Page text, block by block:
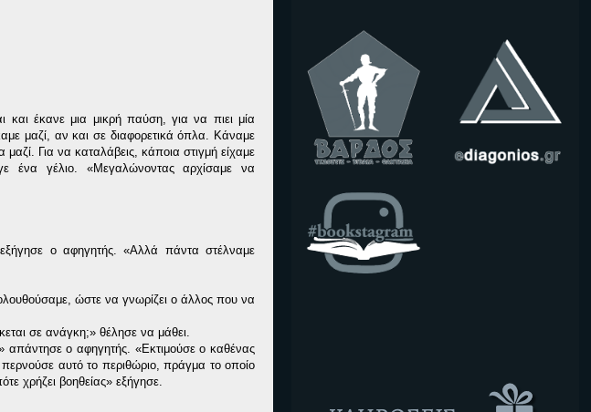
καιέκανε μια μικρή παύση, για να πιει μία
μαζί, αν και σε διαφορετικά όπλα. Κάναμε
Για να καταλάβεις, κάποια στιγμή είχαμε
ένα γέλιο. «Μεγαλώνοντας αρχίσαμε να
ο αφηγητής. «Αλλά πάντα στέλναμε
ώστε να γνωρίζει ο άλλος που να
σε ανάγκη;» θέλησε να μάθει.
απάντησε ο αφηγητής. «Εκτιμούσε ο καθένας
αυτό το περιθώριο, πράγμα το οποίο
χρήζει βοηθείας» εξήγησε.